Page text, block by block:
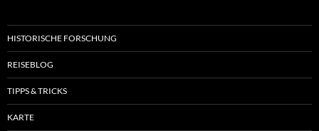
HISTORISCHE FORSCHUNG
REISEBLOG
TIPPS & TRICKS
KARTE